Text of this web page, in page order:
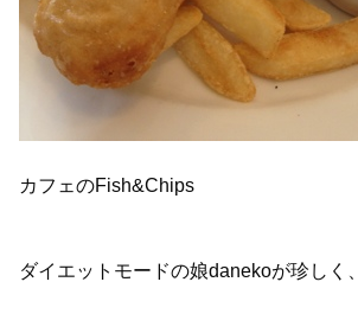
カフェのFish&Chips
ダイエットモードの娘danekoが珍しく、